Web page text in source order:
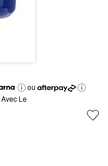
ou
Avec Le